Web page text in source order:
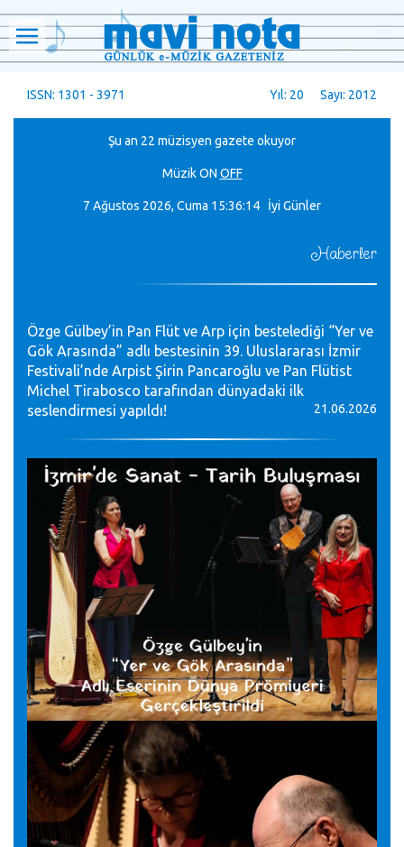
ISSN: 1301 - 3971 Yıl: 20 Sayı: 2012
Şu an 22 müzisyen gazete okuyor
MüzikON OFF
7 Ağustos 2026, Cuma 15:36:15 İyi Günler
Haberler
Özge Gülbey’in Pan Flüt ve Arp için bestelediği “Yer ve
Gök Arasında” adlı bestesinin 39. Uluslararası İzmir
Festivali’nde Arpist Şirin Pancaroğlu ve Pan Flütist
Michel Tirabosco tarafından dünyadaki ilk
seslendirmesi yapıldı!
21.06.2026